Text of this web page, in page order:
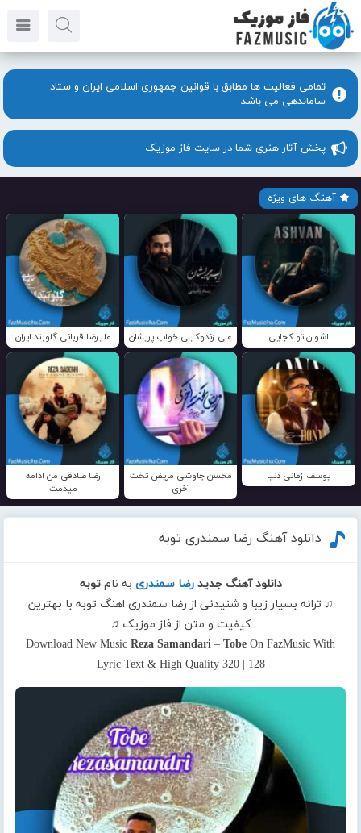
تمامی فعالیت ها مطابق با قوانین جمهوری اسلامی ایران و ستاد
ساماندهی می باشد
پخش آثار هنری شما در سایت فاز موزیک
آهنگ های ویژه
اشوان تو کجایی علی زندوکیلی خواب پریشان علیرضا قربانی گلوبند ایران
یوسف زمانی دنیا
محسن چاوشی مریض تخت
آخری
رضا صادقی من ادامه
میدمت
دانلود آهنگ رضا سمندری توبه
دانلود آهنگ جدید رضا سمندری به نامتوبه
♫ ترانه بسیار زیبا و شنیدنی از رضا سمندری اهنگ توبه با بهترین
کیفیت و متن از فاز موزیک ♫
Download New Music Reza Samandari – Tobe On FazMusic With
Lyric Text & High Quality 320 | 128